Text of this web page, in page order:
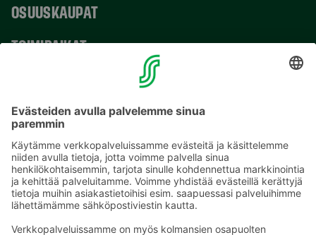
OSUUSKAUPAT
TOIMIPAIKAT
Sähköpostiosoitteet S-ryhmässä ovat muotoa
etunimi.sukunimi@sok.fi